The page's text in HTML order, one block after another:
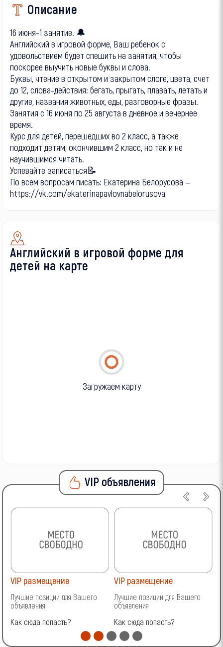
Описание
16 июня-1 занятие. 🔔
Английский в игровой форме, Ваш ребенок с
удовольствием будет спешить на занятия, чтобы
поскорее выучить новые буквы и слова.
Буквы, чтение в открытом и закрытом слоге, цвета, счет
до 12, слова-действия: бегать, прыгать, плавать, летать и
другие, названия животных, еды, разговорные фразы.
Занятия с 16 июня по 25 августа в дневное и вечернее
время.
Курс для детей, перешедших во 2 класс, а также
подходит детям, окончившим 2 класс, но так и не
научившимся читать.
Успевайте записаться📝
По всем вопросам писать: Екатерина Белорусова —
https://vk.com/ekaterinapavlovnabelorusova
Английский в игровой форме для
детей на карте
Загружаем карту
VIP объявления
VIP размещение
Лучшие позиции для Вашего
объявления
Как сюда попасть?
VIP размещение
Лучшие позиции для Вашего
объявления
Как сюда попасть?